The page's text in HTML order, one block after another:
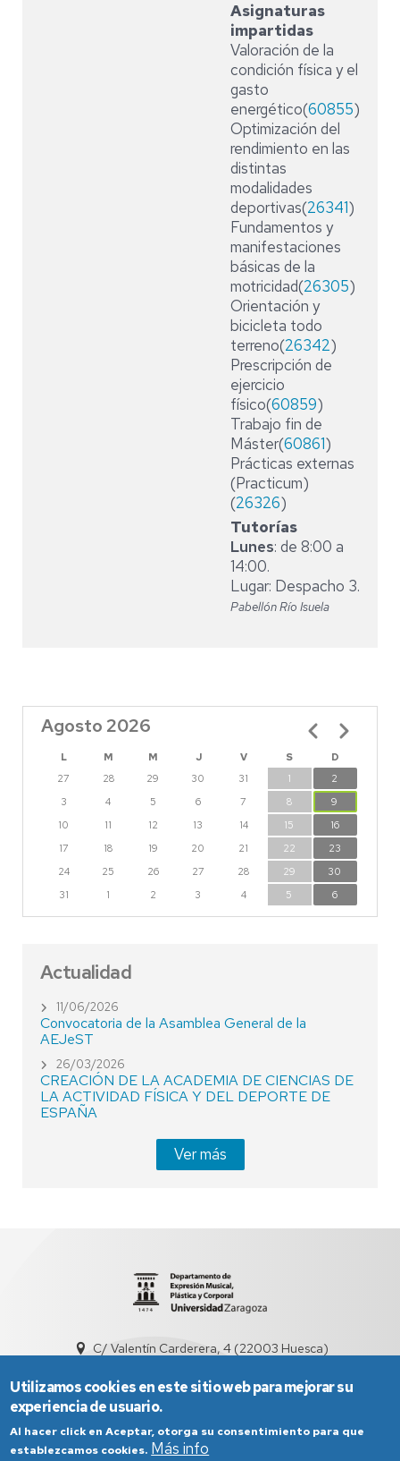
Asignaturas
impartidas
Valoración de la
condición física y el
gasto
energético(60855)
Optimización del
rendimiento en las
distintas
modalidades
deportivas(26341)
Fundamentos y
manifestaciones
básicas de la
motricidad(26305)
Orientación y
bicicleta todo
terreno(26342)
Prescripción de
ejercicio
físico(60859)
Trabajo fin de
Máster(60861)
Prácticas externas
(Practicum)
(26326)
Tutorías
Lunes: de 8:00 a
14:00.
Lugar: Despacho 3.
Pabellón Río Isuela
Agosto 2026
L M M J V S
D
27
28 29 30 31 1
2
3
4 5 6 7 8
9
10
11 12 13 14 15
16
17
18 19 20 21 22
23
24
25 26 27 28 29
30
31
1 2 3 4 5 6
Paginación
Actualidad
11/06/2026
Convocatoria de la Asamblea General de la
AEJeST
26/03/2026
CREACIÓN DE LA ACADEMIA DE CIENCIAS DE
LA ACTIVIDAD FÍSICA Y DEL DEPORTE DE
ESPAÑA
Ver más
C/ Valentín Carderera, 4 (22003 Huesca)
Utilizamos cookies en este sitio web para mejorar su
experiencia de usuario.
Al hacer click en Aceptar, otorga su consentimiento para que
establezcamos cookies. Más info